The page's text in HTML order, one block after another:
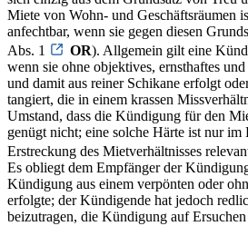
Miete von Wohn- und Geschäftsräumen
anfechtbar, wenn sie gegen diesen
Abs. 1
OR). Allgemein gilt eine
wenn sie ohne objektives, ernsthaftes
und damit aus reiner Schikane erfolgt
tangiert, die in einem krassen
Umstand, dass die Kündigung für den
genügt nicht; eine solche Härte ist nur
Erstreckung des Mietverhältnisses
Es obliegt dem Empfänger der
Kündigung aus einem verpönten oder
erfolgte; der Kündigende hat jedoch
beizutragen, die Kündigung auf